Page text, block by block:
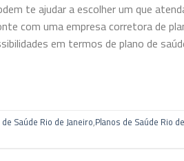
te ajudar a escolher um que
com uma empresa corretora de
em termos de plano de
Saúde Rio de Janeiro,Planos de Saúde Rio de